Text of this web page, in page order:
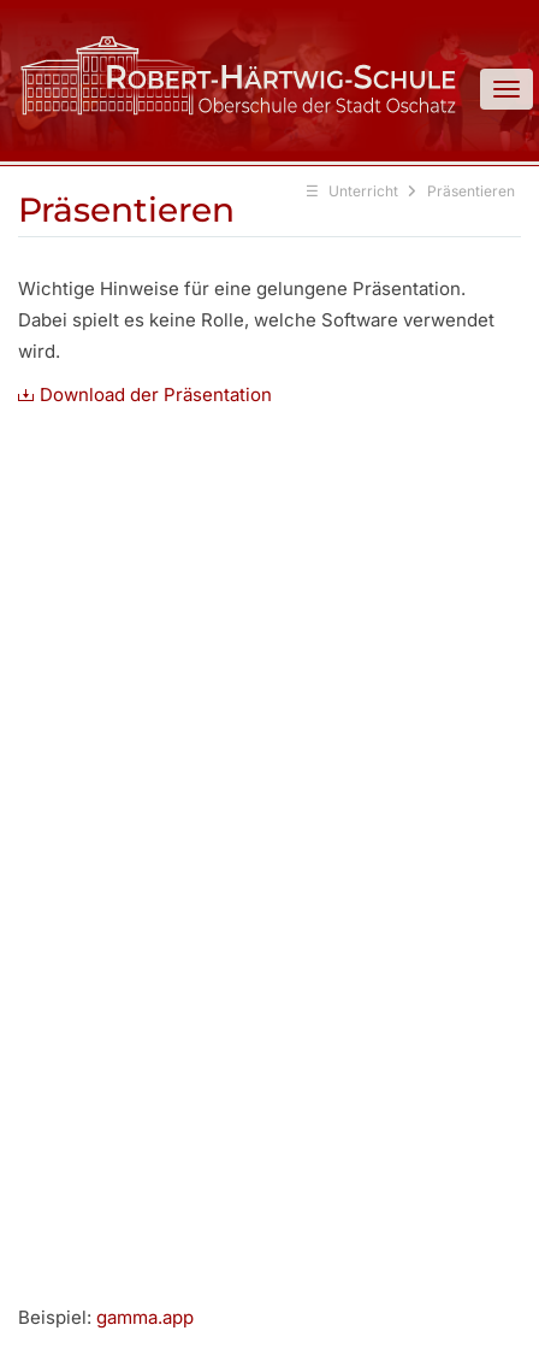
Präsentieren Unterricht Präsentieren
Wichtige Hinweise für eine gelungene Präsentation.
Dabei spielt es keine Rolle, welche Software verwendet
wird.
Download der Präsentation
Beispiel: gamma.app